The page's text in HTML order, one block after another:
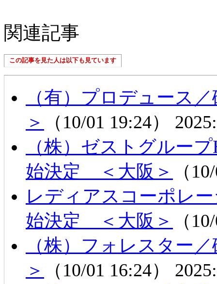
関連記事
この記事を見た人は以下も見ています
（有）プロデュース
＞
（10/01 19:24）
（株）ゼストグルー
始決定 ＜大阪＞
（
レディアスコーポレ
始決定 ＜大阪＞
（
（株）フォレスター
＞
（10/01 16:24）